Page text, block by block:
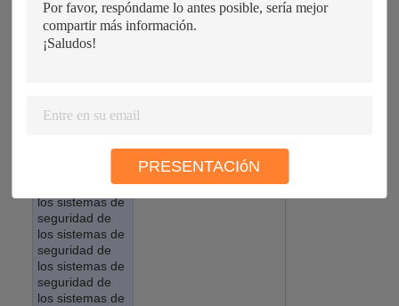
PRESENTACIóN
deberán estar
disponibles en
el sitio web de
la autoridad
productos de la
categoría 1 se aplican a
1756-OB16E
requisitos de
los sistemas de
seguridad de
los sistemas de
seguridad de
los sistemas de
seguridad de
los sistemas de
seguridad de
los sistemas de